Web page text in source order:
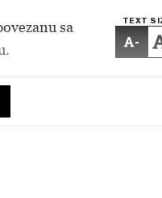
TEXT
-
sa